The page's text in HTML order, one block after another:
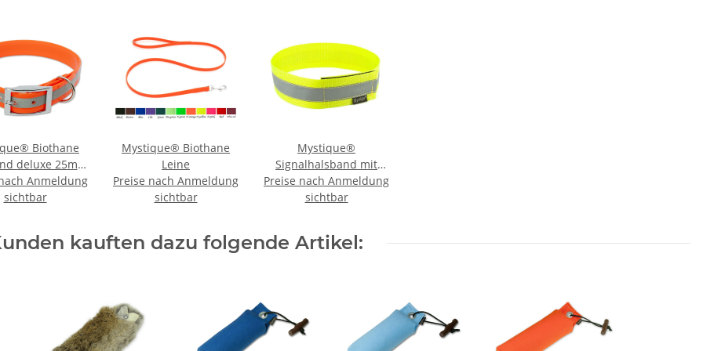
Biothane
deluxe 25mm
gold 35-
43cm
Anmeldung
sichtbar
Mystique® Biothane
Leine
Preise nach Anmeldung
sichtbar
Mystique®
Signalhalsband mit
Klettverschluss
Reflexhalsband 55cm
Preise nach Anmeldung
sichtbar
kauften dazu folgende Artikel: